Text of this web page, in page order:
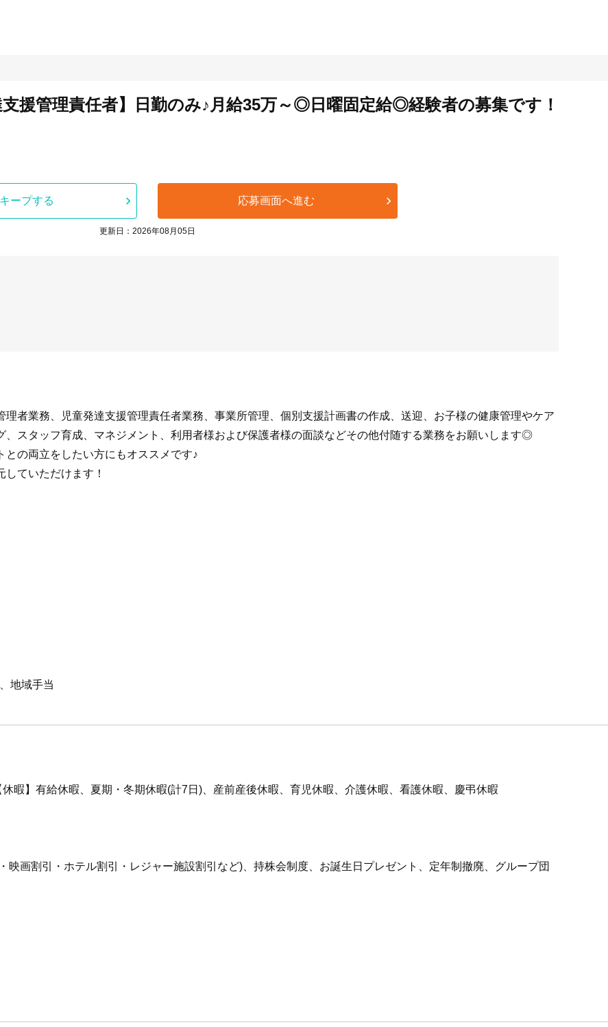
援管理責任者】日勤のみ♪月給35万～◎日曜固定給◎経験者の募集です！
キープする 応募画面へ進む
更新日：2026年08月05日
者業務、児童発達支援管理責任者業務、事業所管理、個別支援計画書の作成、送迎、お子様の健康管理やケア
、スタッフ育成、マネジメント、利用者様および保護者様の面談などその他付随する業務をお願いします◎
の両立をしたい方にもオススメです♪
ていただけます！
地域手当
暇】有給休暇、夏期・冬期休暇(計7日)、産前産後休暇、育児休暇、介護休暇、看護休暇、慶弔休暇
画割引・ホテル割引・レジャー施設割引など)、持株会制度、お誕生日プレゼント、定年制撤廃、グループ団